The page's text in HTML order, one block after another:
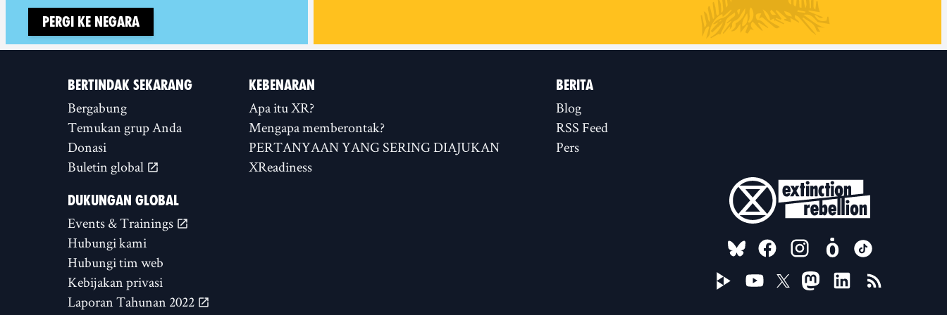
Pergi ke negara
BERTINDAK SEKARANG
Bergabung
Temukan grup Anda
Donasi
Buletin global
KEBENARAN
Apa itu XR?
Mengapa memberontak?
PERTANYAAN YANG SERING DIAJUKAN
XReadiness
BERITA
Blog
RSS Feed
Pers
DUKUNGAN GLOBAL
Events & Trainings
Hubungi kami
Hubungi tim web
Kebijakan privasi
Laporan Tahunan 2022
FOLLOW US ON